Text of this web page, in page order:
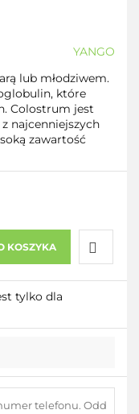
YANGO
lub młodziwem.
które
Colostrum jest
najcenniejszych
zawartość
KOSZYKA
Do
tylko dla